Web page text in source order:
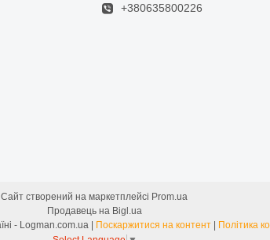
+380635800226
Сайт створений на маркетплейсі Prom.ua
Продавець на Bigl.ua
Офіційний дилер Oleo-Mac в Україні - Logman.com.ua | Поскаржитися на контент | Політика